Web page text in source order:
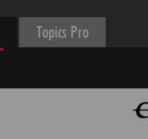
Topics Pro